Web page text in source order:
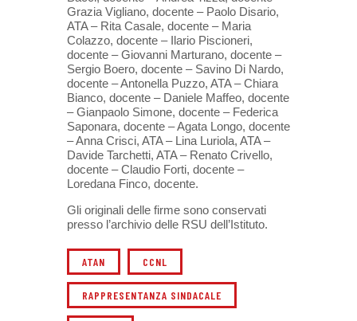
Grazia Vigliano, docente – Paolo Disario,
ATA – Rita Casale, docente – Maria
Colazzo, docente – Ilario Piscioneri,
docente – Giovanni Marturano, docente –
Sergio Boero, docente – Savino Di Nardo,
docente – Antonella Puzzo, ATA – Chiara
Bianco, docente – Daniele Maffeo, docente
– Gianpaolo Simone, docente – Federica
Saponara, docente – Agata Longo, docente
– Anna Crisci, ATA – Lina Luriola, ATA –
Davide Tarchetti, ATA – Renato Crivello,
docente – Claudio Forti, docente –
Loredana Finco, docente.
Gli originali delle firme sono conservati
presso l’archivio delle RSU dell’Istituto.
ATAN CCNL
RAPPRESENTANZA SINDACALE